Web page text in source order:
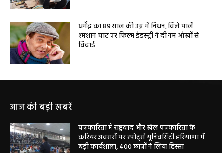
धर्मेंद्र का 89 साल की उम्र में निधन, विले पार्ले
श्मशान घाट पर फिल्म इंडस्ट्री ने दी नम आंखों से
विदाई
आज की बड़ी खबरें
पत्रकारिता में राष्ट्रवाद और खेल पत्रकारिता के
करियर अवसरों पर स्पोर्ट्स यूनिवर्सिटी हरियाणा में
बड़ी कार्यशाला, 400 छात्रों ने लिया हिस्सा